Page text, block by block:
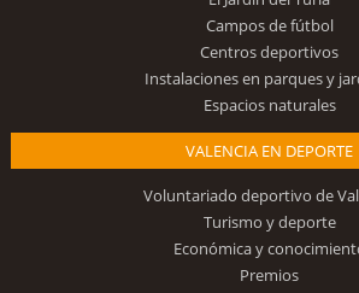
Campos de fútbol
Centros deportivos
Instalaciones en parques y
Espacios naturales
VALENCIA EN DEPORTE
Voluntariado deportivo de
Turismo y deporte
Económica y
Premios